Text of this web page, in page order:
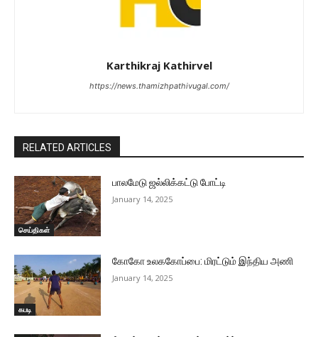
Karthikraj Kathirvel
https://news.thamizhpathivugal.com/
RELATED ARTICLES
செய்திகள்
பாலமேடு ஜல்லிக்கட்டு போட்டி
January 14, 2025
கபடி
கோகோ உலககோப்பை: மிரட்டும் இந்திய அணி
January 14, 2025